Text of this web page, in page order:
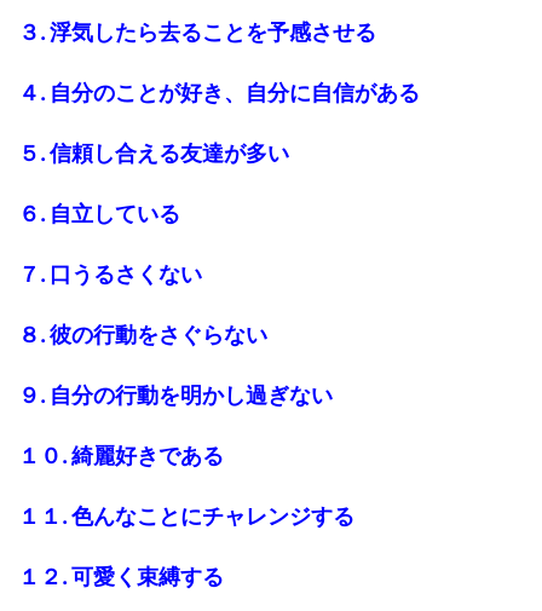
３. 浮気したら去ることを予感させる
４. 自分のことが好き、自分に自信がある
５. 信頼し合える友達が多い
６. 自立している
７. 口うるさくない
８. 彼の行動をさぐらない
９. 自分の行動を明かし過ぎない
１０. 綺麗好きである
１１. 色んなことにチャレンジする
１２. 可愛く束縛する